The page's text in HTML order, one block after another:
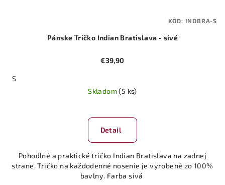
Pánske Tričko Indian Bratislava - sivé
€39,90
S
Skladom(5 ks)
Detail
Pohodlné a praktické tričko Indian Bratislava na zadnej
strane. Tričko na každodenné nosenie je vyrobené zo 100%
bavlny. Farba sivá
KÓD: INDBRA-S